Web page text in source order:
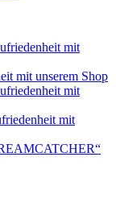
Shop
mit
mit unserem Shop
mit
mit